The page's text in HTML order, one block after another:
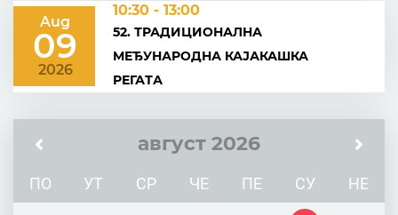
Aug
09
2026
10:30 - 13:00
52. ТРАДИЦИОНАЛНА
МЕЂУНАРОДНА КАЈАКАШКА
РЕГАТА
август 2026
ПО УТ СР ЧЕ ПЕ СУ НЕ